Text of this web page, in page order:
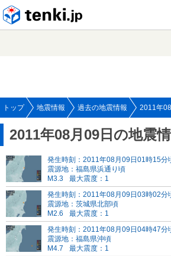
トップ 地震情報 過去の地震情報 2011年
2011年08月09日の地震
発生時刻：2011年08月09日01時15分
震源地：福島県浜通り頃
M3.3
最大震度：1
発生時刻：2011年08月09日03時02分
震源地：茨城県北部頃
M2.6
最大震度：1
発生時刻：2011年08月09日04時47分
震源地：福島県沖頃
M4.7
最大震度：1